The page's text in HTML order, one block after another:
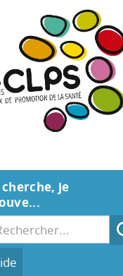
cherche, je